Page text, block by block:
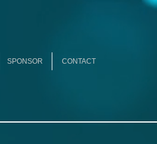
SPONSOR CONTACT